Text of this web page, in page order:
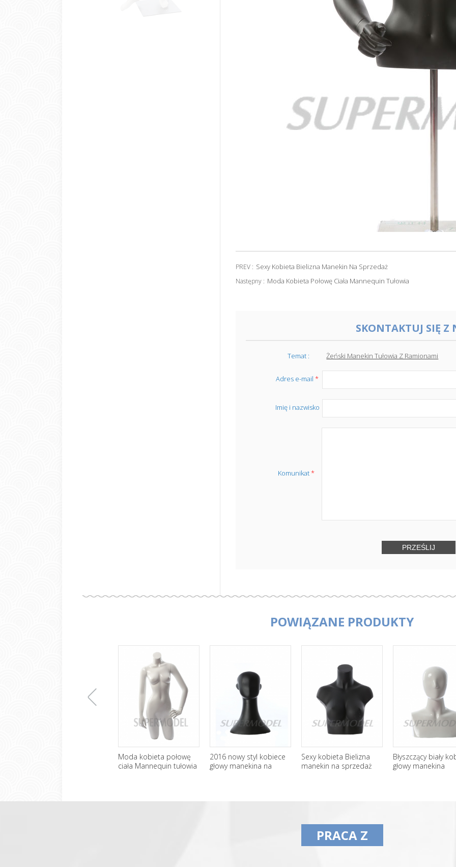
PREV : Sexy Kobieta Bielizna Manekin Na Sprzedaż
Następny : Moda Kobieta Połowę Ciała Mannequin Tułowia
SKONTAKTUJ SIĘ Z
Temat : Żeński Manekin Tułowia Z Ramionami
Adres e-mail*
Imię i nazwisko
Komunikat*
POWIĄZANE PRODUKTY
Moda kobieta połowę
ciała Mannequin tułowia
2016 nowy styl kobiece
głowy manekina na
Sexy kobieta Bielizna
manekin na sprzedaż
Błyszczący biały
głowy manekina
PRACA Z